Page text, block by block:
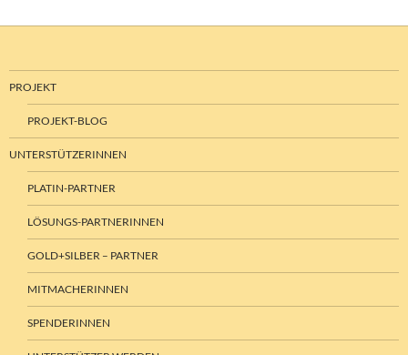
PROJEKT
PROJEKT-BLOG
UNTERSTÜTZERINNEN
PLATIN-PARTNER
LÖSUNGS-PARTNERINNEN
GOLD+SILBER – PARTNER
MITMACHERINNEN
SPENDERINNEN